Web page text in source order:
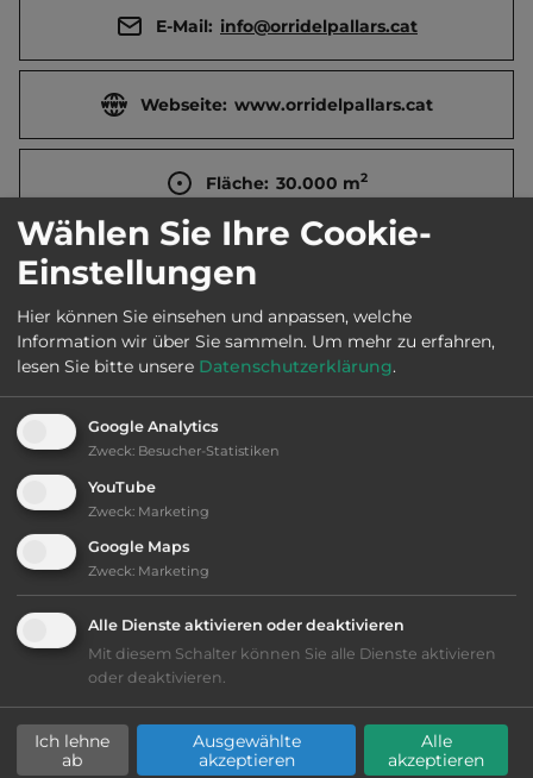
E-Mail: info@orridelpallars.cat
Webseite: www.orridelpallars.cat
Fläche: 30.000 m2
Öffnungszeiten:
Telefon: 0034 973 621292
Ausstattung:
bis 35,- Euro
Klassifizierung: befriedigend
Lage: schön
Geräuschkulisse: überwiegend ruhig
Wählen Sie Ihre Cookie-
Einstellungen
Hier können Sie einsehen und anpassen, welche
Information wir über Sie sammeln. Um mehr zu erfahren,
lesen Sie bitte unsere Datenschutzerklärung.
Google Analytics
Zweck: Besucher-Statistiken
YouTube
Zweck: Marketing
Google Maps
Zweck: Marketing
Alle Dienste aktivieren oder deaktivieren
Mit diesem Schalter können Sie alle Dienste aktivieren
oder deaktivieren.
Ich lehne
ab
Ausgewählte
akzeptieren
Alle
akzeptieren